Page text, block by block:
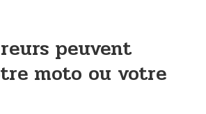
peuvent
moto ou votre